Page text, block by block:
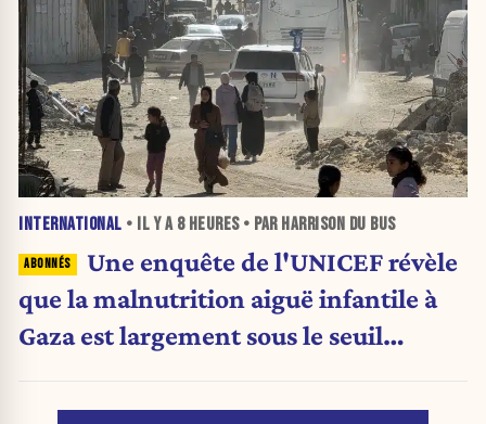
INTERNATIONAL • IL Y A 8 HEURES• PAR HARRISON DU BUS
Une enquête de l'UNICEF révèle
que la malnutrition aiguë infantile à
Gaza est largement sous le seuil